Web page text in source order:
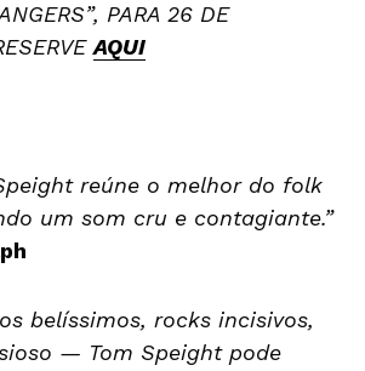
PARA 26 DE
AQUI
reúne o melhor do folk
um som cru e contagiante.”
belíssimos, rocks incisivos,
— Tom Speight pode